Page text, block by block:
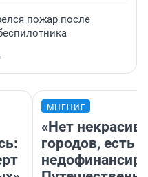
пожар после
МНЕНИЕ
«Нет
городов, есть